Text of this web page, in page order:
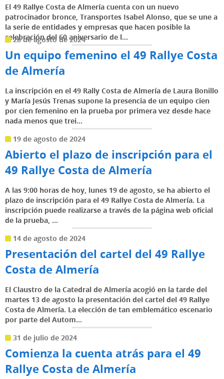
El 49 Rallye Costa de Almería cuenta con un nuevo
patrocinador bronce, Transportes Isabel Alonso, que se une a
la serie de entidades y empresas que hacen posible la
celebración del 60 aniversario de l...
28 de agosto de 2024
Un equipo femenino el 49 Rallye Costa
de Almería
La inscripción en el 49 Rally Costa de Almería de Laura Bonillo
y María Jesús Trenas supone la presencia de un equipo cien
por cien femenino en la prueba por primera vez desde hace
nada menos que trei...
19 de agosto de 2024
Abierto el plazo de inscripción para el
49 Rallye Costa de Almería
A las 9:00 horas de hoy, lunes 19 de agosto, se ha abierto el
plazo de inscripción para el 49 Rallye Costa de Almería. La
inscripción puede realizarse a través de la página web oficial
de la prueba, ...
14 de agosto de 2024
Presentación del cartel del 49 Rallye
Costa de Almería
El Claustro de la Catedral de Almería acogió en la tarde del
martes 13 de agosto la presentación del cartel del 49 Rallye
Costa de Almería. La elección de tan emblemático escenario
por parte del Autom...
31 de julio de 2024
Comienza la cuenta atrás para el 49
Rallye Costa de Almería